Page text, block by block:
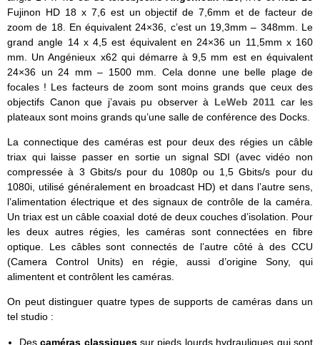
Fujinon HD 18 x 7,6 est un objectif de 7,6mm et de facteur de
zoom de 18. En équivalent 24×36, c’est un 19,3mm – 348mm. Le
grand angle 14 x 4,5 est équivalent en 24×36 un 11,5mm x 160
mm. Un Angénieux x62 qui démarre à 9,5 mm est en équivalent
24×36 un 24 mm – 1500 mm. Cela donne une belle plage de
focales ! Les facteurs de zoom sont moins grands que ceux des
objectifs Canon que j’avais pu observer à LeWeb 2011 car les
plateaux sont moins grands qu’une salle de conférence des Docks.
La connectique des caméras est pour deux des régies un câble
triax qui laisse passer en sortie un signal SDI (avec vidéo non
compressée à 3 Gbits/s pour du 1080p ou 1,5 Gbits/s pour du
1080i, utilisé généralement en broadcast HD) et dans l’autre sens,
l’alimentation électrique et des signaux de contrôle de la caméra.
Un triax est un câble coaxial doté de deux couches d’isolation. Pour
les deux autres régies, les caméras sont connectées en fibre
optique. Les câbles sont connectés de l’autre côté à des CCU
(Camera Control Units) en régie, aussi d’origine Sony, qui
alimentent et contrôlent les caméras.
On peut distinguer quatre types de supports de caméras dans un
tel studio :
Descaméras classiquessur pieds lourds hydrauliques qui sont